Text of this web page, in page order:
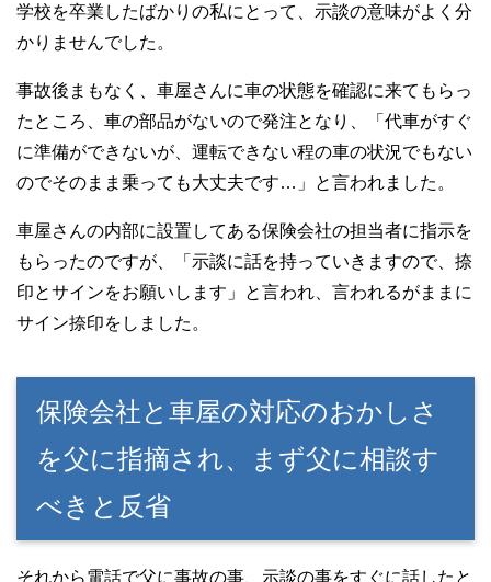
学校を卒業したばかりの私にとって、示談の意味がよく分
かりませんでした。
事故後まもなく、車屋さんに車の状態を確認に来てもらっ
たところ、車の部品がないので発注となり、「代車がすぐ
に準備ができないが、運転できない程の車の状況でもない
のでそのまま乗っても大丈夫です…」と言われました。
車屋さんの内部に設置してある保険会社の担当者に指示を
もらったのですが、「示談に話を持っていきますので、捺
印とサインをお願いします」と言われ、言われるがままに
サイン捺印をしました。
保険会社と車屋の対応のおかしさ
を父に指摘され、まず父に相談す
べきと反省
それから電話で父に事故の事、示談の事をすぐに話したと